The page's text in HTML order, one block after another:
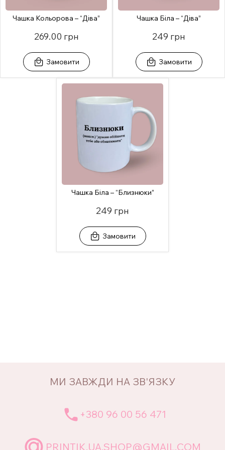
Чашка Кольорова – “Діва”
269.00 грн
Замовити
Чашка Біла – “Діва”
249 грн
Замовити
Чашка Біла – “Близнюки”
249 грн
Замовити
МИ ЗАВЖДИ НА ЗВ'ЯЗКУ
+380 96 00 56 471
PRINTIK.UA.SHOP@GMAIL.COM